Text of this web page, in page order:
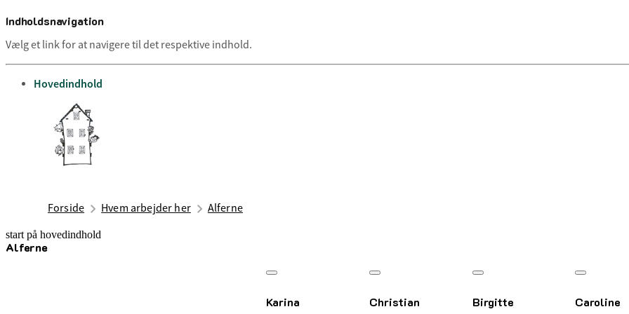
Indholdsnavigation
Vælg et link for at navigere til det respektive indhold.
gå til
Hovedindhold
Forside Hvem arbejder her Alferne
start på hovedindhold
Alferne
senest opdateret 7. juli 2026
Karina Christian Birgitte Caroline